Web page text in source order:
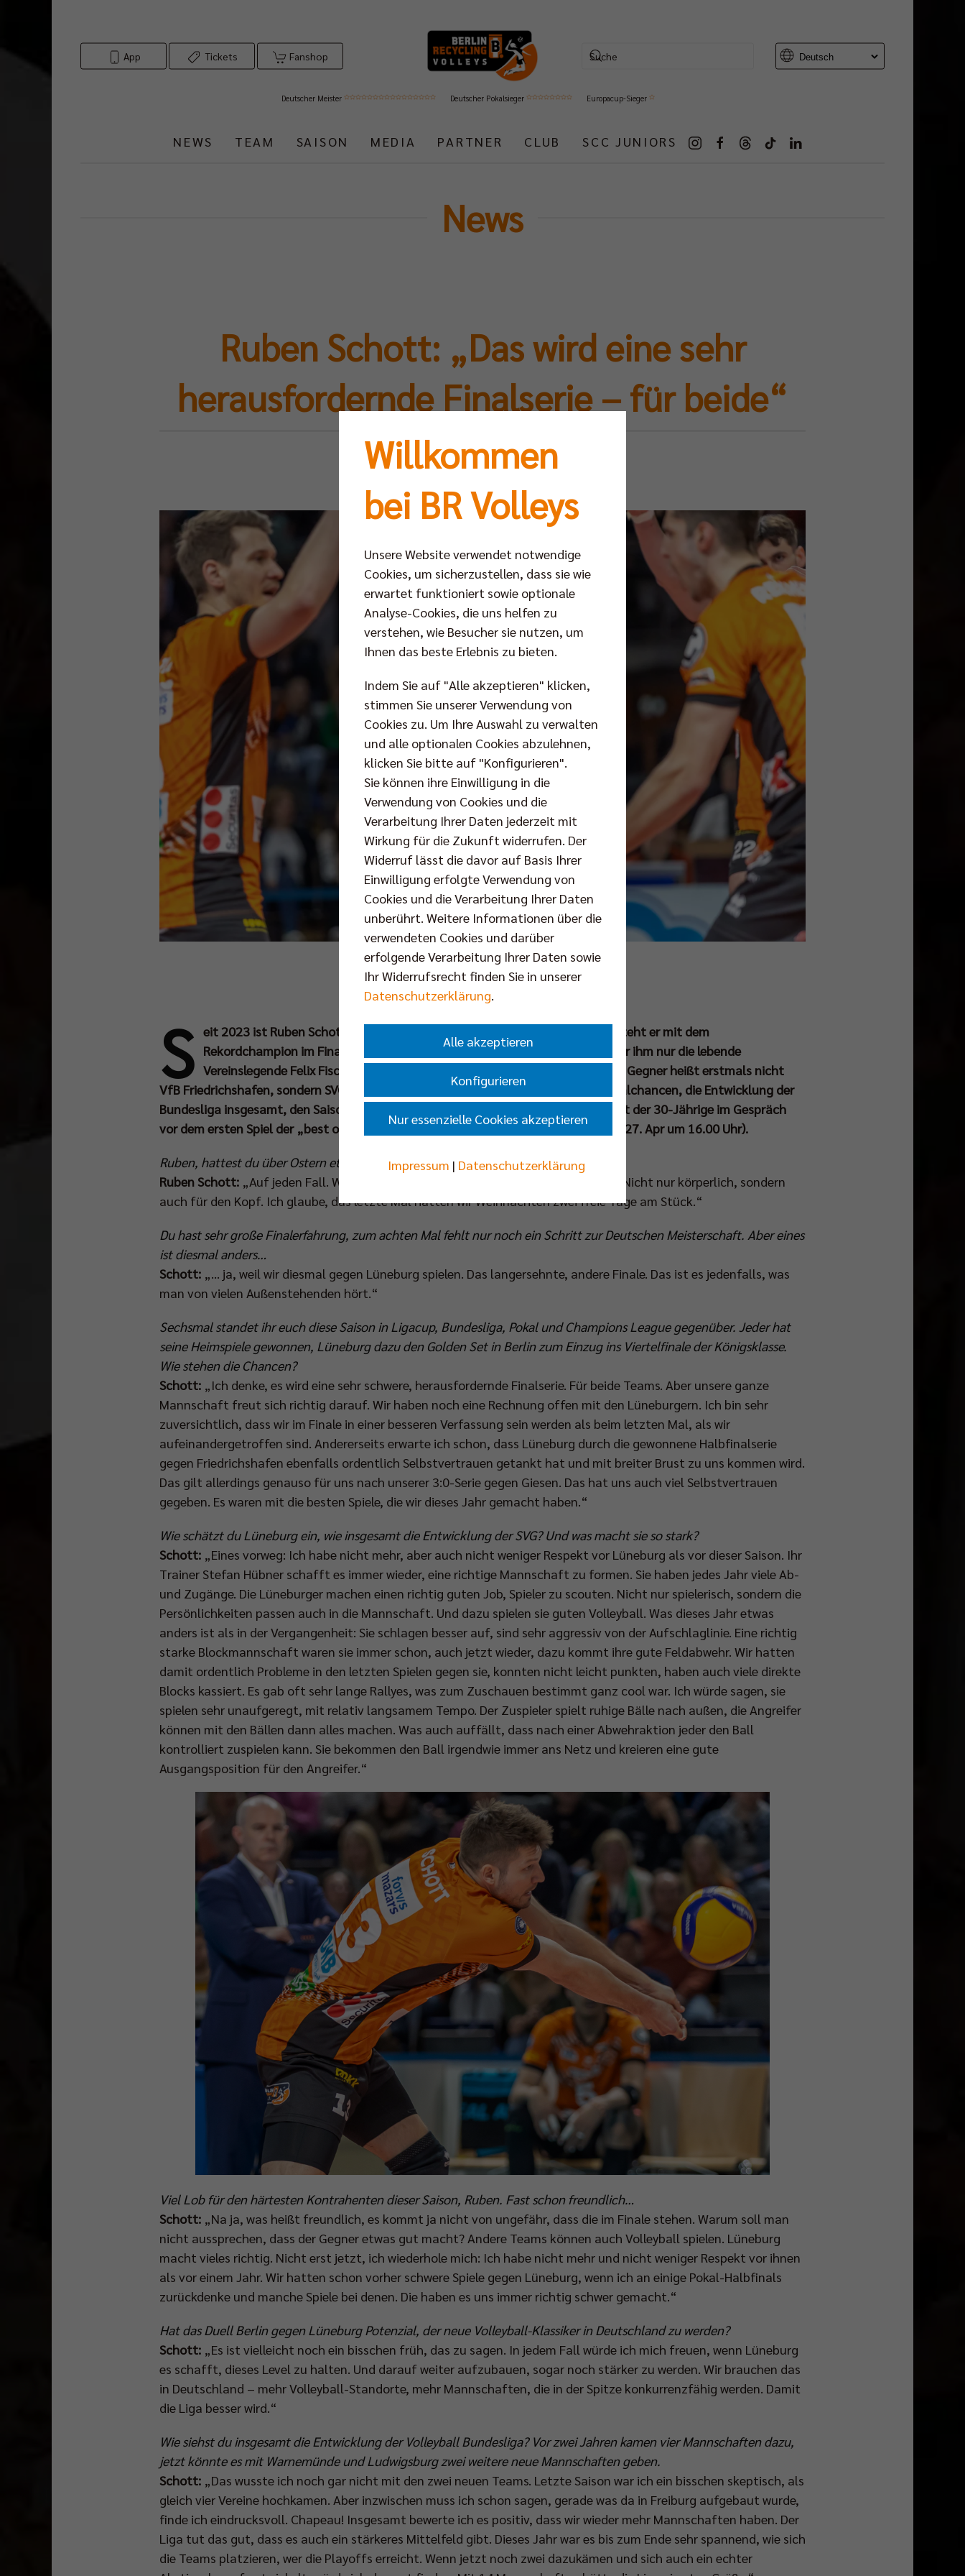
App Tickets Fanshop
Deutscher Meister Deutscher Pokalsieger Europacup-Sieger
NEWS TEAM SAISON MEDIA PARTNER CLUB SCC JUNIORS
News
Ruben Schott: „Das wird eine sehr
herausfordernde Finalserie – für beide“
Mi 23.04.2025
Fotos: Andreas & Lenny Gora
S eit 2023 ist Ruben Schott Kapitän der BR Volleys, zum achten Mal bereits steht er mit dem
Rekordchampion im Finale um die Deutsche Meisterschaft, so häufig wie vor ihm nur die lebende
Vereinslegende Felix Fischer. Aber eine Situation ist anders als gewohnt: Der Gegner heißt erstmals nicht
VfB Friedrichshafen, sondern SVG Lüneburg. Was er über die Niedersachsen, die Finalchancen, die Entwicklung der
Bundesliga insgesamt, den Saisonverlauf und seine eigene Leistung denkt, schildert der 30-Jährige im Gespräch
vor dem ersten Spiel der „best of five“-Serie in der Max-Schmeling-Halle (Sonntag, 27. Apr um 16.00 Uhr).
Ruben, hattest du über Ostern etwas Ruhe, um Kräfte für das Finale zu sammeln?
Ruben Schott: „Auf jeden Fall. Wir hatten zwei Tage frei, die haben sehr gutgetan. Nicht nur körperlich, sondern
auch für den Kopf. Ich glaube, das letzte Mal hatten wir Weihnachten zwei freie Tage am Stück.“
Du hast sehr große Finalerfahrung, zum achten Mal fehlt nur noch ein Schritt zur Deutschen Meisterschaft. Aber eines
ist diesmal anders…
Schott: „… ja, weil wir diesmal gegen Lüneburg spielen. Das langersehnte, andere Finale. Das ist es jedenfalls, was
man von vielen Außenstehenden hört.“
Sechsmal standet ihr euch diese Saison in Ligacup, Bundesliga, Pokal und Champions League gegenüber. Jeder hat
seine Heimspiele gewonnen, Lüneburg dazu den Golden Set in Berlin zum Einzug ins Viertelfinale der Königsklasse.
Wie stehen die Chancen?
Schott: „Ich denke, es wird eine sehr schwere, herausfordernde Finalserie. Für beide Teams. Aber unsere ganze
Mannschaft freut sich richtig darauf. Wir haben noch eine Rechnung offen mit den Lüneburgern. Ich bin sehr
zuversichtlich, dass wir im Finale in einer besseren Verfassung sein werden als beim letzten Mal, als wir
aufeinandergetroffen sind. Andererseits erwarte ich schon, dass Lüneburg durch die gewonnene Halbfinalserie
gegen Friedrichshafen ebenfalls ordentlich Selbstvertrauen getankt hat und mit breiter Brust zu uns kommen wird.
Das gilt allerdings genauso für uns nach unserer 3:0-Serie gegen Giesen. Das hat uns auch viel Selbstvertrauen
gegeben. Es waren mit die besten Spiele, die wir dieses Jahr gemacht haben.“
Wie schätzt du Lüneburg ein, wie insgesamt die Entwicklung der SVG? Und was macht sie so stark?
Schott: „Eines vorweg: Ich habe nicht mehr, aber auch nicht weniger Respekt vor Lüneburg als vor dieser Saison. Ihr
Trainer Stefan Hübner schafft es immer wieder, eine richtige Mannschaft zu formen. Sie haben jedes Jahr viele Ab-
und Zugänge. Die Lüneburger machen einen richtig guten Job, Spieler zu scouten. Nicht nur spielerisch, sondern die
Persönlichkeiten passen auch in die Mannschaft. Und dazu spielen sie guten Volleyball. Was dieses Jahr etwas
anders ist als in der Vergangenheit: Sie schlagen besser auf, sind sehr aggressiv von der Aufschlaglinie. Eine richtig
starke Blockmannschaft waren sie immer schon, auch jetzt wieder, dazu kommt ihre gute Feldabwehr. Wir hatten
damit ordentlich Probleme in den letzten Spielen gegen sie, konnten nicht leicht punkten, haben auch viele direkte
Blocks kassiert. Es gab oft sehr lange Rallyes, was zum Zuschauen bestimmt ganz cool war. Ich würde sagen, sie
spielen sehr unaufgeregt, mit relativ langsamem Tempo. Der Zuspieler spielt ruhige Bälle nach außen, die Angreifer
können mit den Bällen dann alles machen. Was auch auffällt, dass nach einer Abwehraktion jeder den Ball
kontrolliert zuspielen kann. Sie bekommen den Ball irgendwie immer ans Netz und kreieren eine gute
Ausgangsposition für den Angreifer.“
Viel Lob für den härtesten Kontrahenten dieser Saison, Ruben. Fast schon freundlich…
Schott: „Na ja, was heißt freundlich, es kommt ja nicht von ungefähr, dass die im Finale stehen. Warum soll man
nicht aussprechen, dass der Gegner etwas gut macht? Andere Teams können auch Volleyball spielen. Lüneburg
macht vieles richtig. Nicht erst jetzt, ich wiederhole mich: Ich habe nicht mehr und nicht weniger Respekt vor ihnen
als vor einem Jahr. Wir hatten schon vorher schwere Spiele gegen Lüneburg, wenn ich an einige Pokal-Halbfinals
zurückdenke und manche Spiele bei denen. Die haben es uns immer richtig schwer gemacht.“
Hat das Duell Berlin gegen Lüneburg Potenzial, der neue Volleyball-Klassiker in Deutschland zu werden?
Schott: „Es ist vielleicht noch ein bisschen früh, das zu sagen. In jedem Fall würde ich mich freuen, wenn Lüneburg
es schafft, dieses Level zu halten. Und darauf weiter aufzubauen, sogar noch stärker zu werden. Wir brauchen das
in Deutschland – mehr Volleyball-Standorte, mehr Mannschaften, die in der Spitze konkurrenzfähig werden. Damit
die Liga besser wird.“
Wie siehst du insgesamt die Entwicklung der Volleyball Bundesliga? Vor zwei Jahren kamen vier Mannschaften dazu,
jetzt könnte es mit Warnemünde und Ludwigsburg zwei weitere neue Mannschaften geben.
Schott: „Das wusste ich noch gar nicht mit den zwei neuen Teams. Letzte Saison war ich ein bisschen skeptisch, als
gleich vier Vereine hochkamen. Aber inzwischen muss ich schon sagen, gerade was da in Freiburg aufgebaut wurde,
finde ich eindrucksvoll. Chapeau! Insgesamt bewerte ich es positiv, dass wir wieder mehr Mannschaften haben. Der
Liga tut das gut, dass es auch ein stärkeres Mittelfeld gibt. Dieses Jahr war es bis zum Ende sehr spannend, wie sich
die Teams platzieren, wer die Playoffs erreicht. Wenn jetzt noch zwei dazukämen und sich auch ein echter
Willkommen
bei BR Volleys
Unsere Website verwendet notwendige
Cookies, um sicherzustellen, dass sie wie
erwartet funktioniert sowie optionale
Analyse-Cookies, die uns helfen zu
verstehen, wie Besucher sie nutzen, um
Ihnen das beste Erlebnis zu bieten.
Indem Sie auf "Alle akzeptieren" klicken,
stimmen Sie unserer Verwendung von
Cookies zu. Um Ihre Auswahl zu verwalten
und alle optionalen Cookies abzulehnen,
klicken Sie bitte auf "Konfigurieren".
Sie können ihre Einwilligung in die
Verwendung von Cookies und die
Verarbeitung Ihrer Daten jederzeit mit
Wirkung für die Zukunft widerrufen. Der
Widerruf lässt die davor auf Basis Ihrer
Einwilligung erfolgte Verwendung von
Cookies und die Verarbeitung Ihrer Daten
unberührt. Weitere Informationen über die
verwendeten Cookies und darüber
erfolgende Verarbeitung Ihrer Daten sowie
Ihr Widerrufsrecht finden Sie in unserer
Datenschutzerklärung.
Alle akzeptieren
Konfigurieren
Nur essenzielle Cookies akzeptieren
Impressum | Datenschutzerklärung